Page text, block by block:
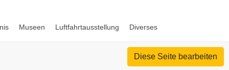
Museen Luftfahrtausstellung Diverses
Diese Seite bearbeiten